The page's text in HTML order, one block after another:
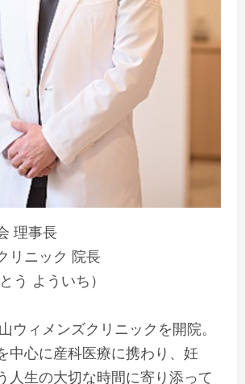
理事長
リニック 院長
う よういち）
ウィメンズクリニックを開院。
中心に産科医療に携わり、妊
人生の大切な時間に寄り添って